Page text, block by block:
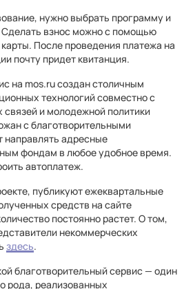
нужно выбрать программу и
взнос можно с помощью
После проведения платежа на
почту придет квитанция.
на mos.ru создан столичным
технологий совместно с
и молодежной политики
с благотворительными
направлять адресные
фондам в любое удобное время.
автоплатеж.
публикуют ежеквартальные
средств на сайте
постоянно растет. О том,
некоммерческих
здесь.
благотворительный сервис — один
рода, реализованных